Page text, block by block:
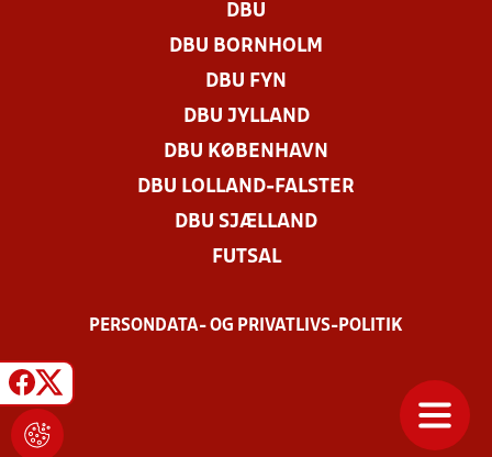
DBU
DBU BORNHOLM
DBU FYN
DBU JYLLAND
DBU KØBENHAVN
DBU LOLLAND-FALSTER
DBU SJÆLLAND
FUTSAL
PERSONDATA- OG PRIVATLIVS-POLITIK